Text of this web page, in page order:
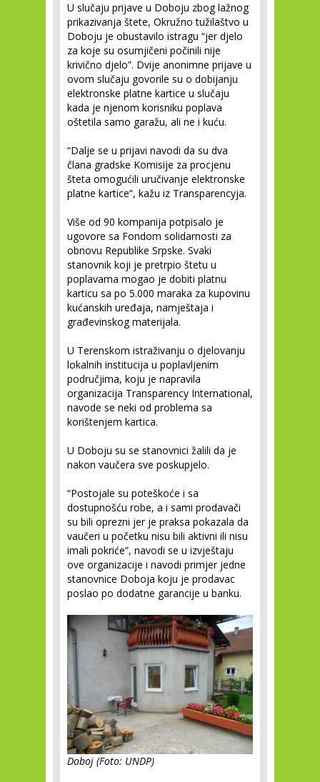
U slučaju prijave u Doboju zbog lažnog
prikazivanja štete, Okružno tužilaštvo u
Doboju je obustavilo istragu “jer djelo
za koje su osumjičeni počinili nije
krivično djelo”. Dvije anonimne prijave u
ovom slučaju govorile su o dobijanju
elektronske platne kartice u slučaju
kada je njenom korisniku poplava
oštetila samo garažu, ali ne i kuću.
“Dalje se u prijavi navodi da su dva
člana gradske Komisije za procjenu
šteta omogućili uručivanje elektronske
platne kartice”, kažu iz Transparencyja.
Više od 90 kompanija potpisalo je
ugovore sa Fondom solidarnosti za
obnovu Republike Srpske. Svaki
stanovnik koji je pretrpio štetu u
poplavama mogao je dobiti platnu
karticu sa po 5.000 maraka za kupovinu
kućanskih uređaja, namještaja i
građevinskog materijala.
U Terenskom istraživanju o djelovanju
lokalnih institucija u poplavljenim
područjima, koju je napravila
organizacija Transparency International,
navode se neki od problema sa
korištenjem kartica.
U Doboju su se stanovnici žalili da je
nakon vaučera sve poskupjelo.
“Postojale su poteškoće i sa
dostupnošću robe, a i sami prodavači
su bili oprezni jer je praksa pokazala da
vaučeri u početku nisu bili aktivni ili nisu
imali pokriće”, navodi se u izvještaju
ove organizacije i navodi primjer jedne
stanovnice Doboja koju je prodavac
poslao po dodatne garancije u banku.
Doboj (Foto: UNDP)